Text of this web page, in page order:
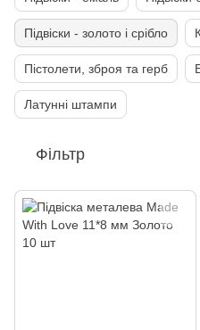
Підвіски - золото і срібло
Пістолети, зброя та герб
Латунні штампи
Фільтр